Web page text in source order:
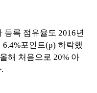
등록 점유율도 2016년
포인트(p) 하락했
해 처음으로 20% 아